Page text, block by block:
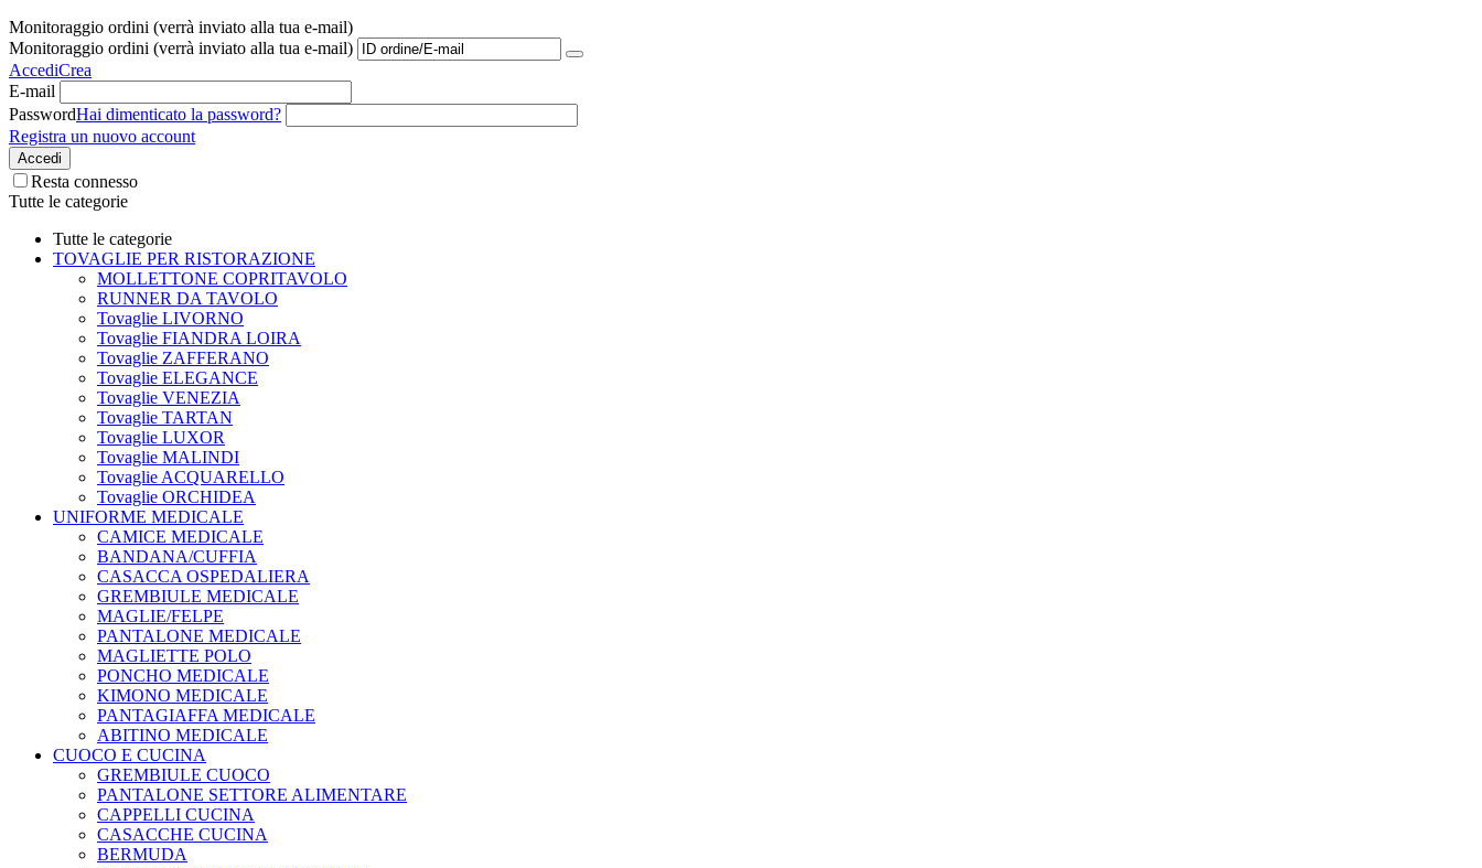
Monitoraggio ordini (verrà inviato alla tua e-mail)
Monitoraggio ordini (verrà inviato alla tua e-mail)
AccediCrea
E-mail
PasswordHai dimenticato la password?
Registra un nuovo account
Accedi
Resta connesso
Tutte le categorie
Tutte le categorie
TOVAGLIE PER RISTORAZIONE
MOLLETTONE COPRITAVOLO
RUNNER DA TAVOLO
Tovaglie LIVORNO
Tovaglie FIANDRA LOIRA
Tovaglie ZAFFERANO
Tovaglie ELEGANCE
Tovaglie VENEZIA
Tovaglie TARTAN
Tovaglie LUXOR
Tovaglie MALINDI
Tovaglie ACQUARELLO
Tovaglie ORCHIDEA
UNIFORME MEDICALE
CAMICE MEDICALE
BANDANA/CUFFIA
CASACCA OSPEDALIERA
GREMBIULE MEDICALE
MAGLIE/FELPE
PANTALONE MEDICALE
MAGLIETTE POLO
PONCHO MEDICALE
KIMONO MEDICALE
PANTAGIAFFA MEDICALE
ABITINO MEDICALE
CUOCO E CUCINA
GREMBIULE CUOCO
PANTALONE SETTORE ALIMENTARE
CAPPELLI CUCINA
CASACCHE CUCINA
BERMUDA